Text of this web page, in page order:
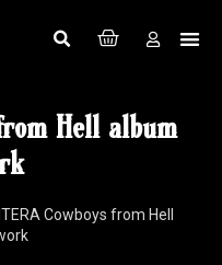
Hell album
Cowboys from Hell